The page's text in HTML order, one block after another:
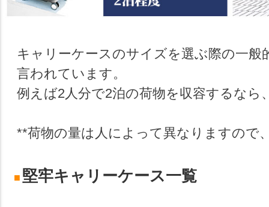
キャリーケースのサイズを選ぶ際の一般
言われています。
例えば2人分で2泊の荷物を収容するなら
**荷物の量は人によって異なりますので
堅牢キャリーケース一覧